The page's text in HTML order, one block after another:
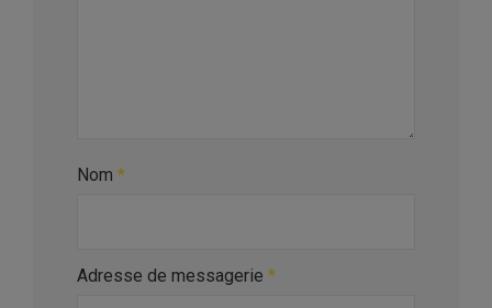
Nom *
Adresse de messagerie *